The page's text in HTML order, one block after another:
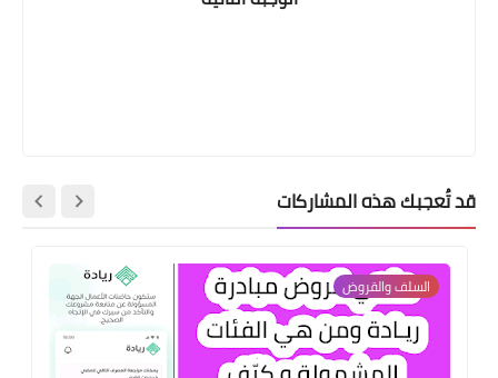
قد تُعجبك هذه المشاركات
السلف والقروض